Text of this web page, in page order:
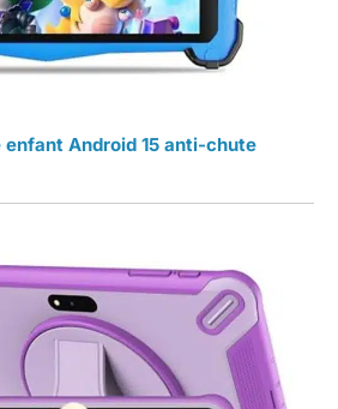
Android 15 anti-chute